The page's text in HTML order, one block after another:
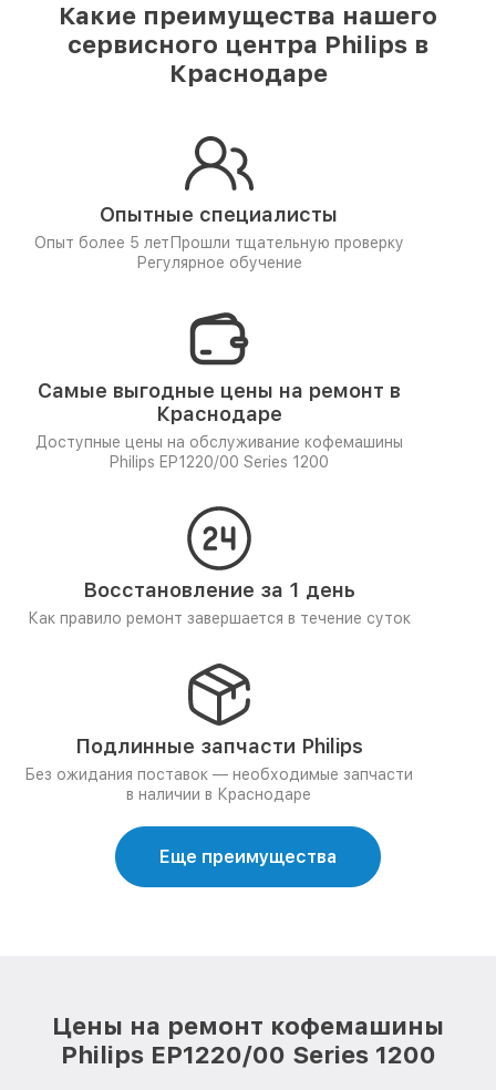
Какие преимущества нашего
сервисного центра Philips в
Краснодаре
Опытные специалисты
Опыт более 5 лет Прошли тщательную проверку
Регулярное обучение
Самые выгодные цены на ремонт в
Краснодаре
Доступные цены на обслуживание кофемашины
Philips EP1220/00 Series 1200
Восстановление за 1 день
Как правило ремонт завершается в течение суток
Подлинные запчасти Philips
Без ожидания поставок — необходимые запчасти
в наличии в Краснодаре
Еще преимущества
Цены на ремонт кофемашины
Philips EP1220/00 Series 1200